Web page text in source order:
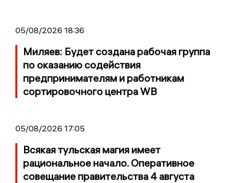
05/08/2026 18:36
Миляев: Будет создана рабочая группа
по оказанию содействия
предпринимателям и работникам
сортировочного центра WB
05/08/2026 17:05
Всякая тульская магия имеет
рациональное начало. Оперативное
совещание правительства 4 августа